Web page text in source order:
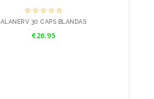
    
ALANERV 30 CAPS BLANDAS
€26.95